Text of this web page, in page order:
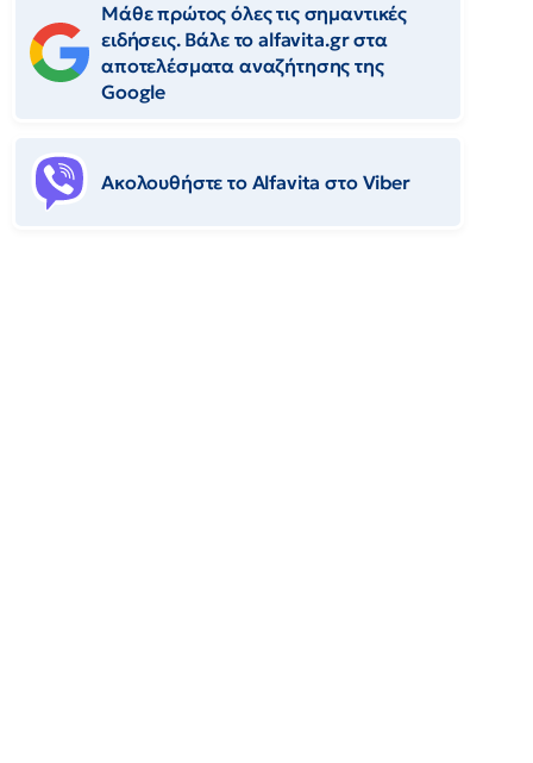
Μάθε πρώτος όλες τις σημαντικές
ειδήσεις. Βάλε το alfavita.gr στα
αποτελέσματα αναζήτησης της
Google
Ακολουθήστε το Αlfavita στο Viber